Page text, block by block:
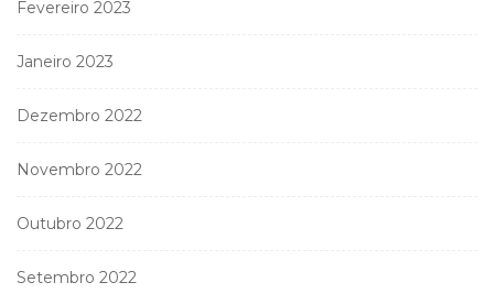
Fevereiro 2023
Janeiro 2023
Dezembro 2022
Novembro 2022
Outubro 2022
Setembro 2022